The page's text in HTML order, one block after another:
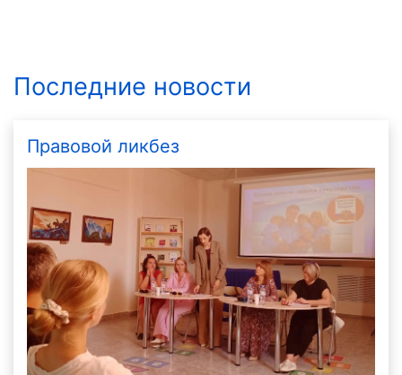
Последние новости
Правовой ликбез